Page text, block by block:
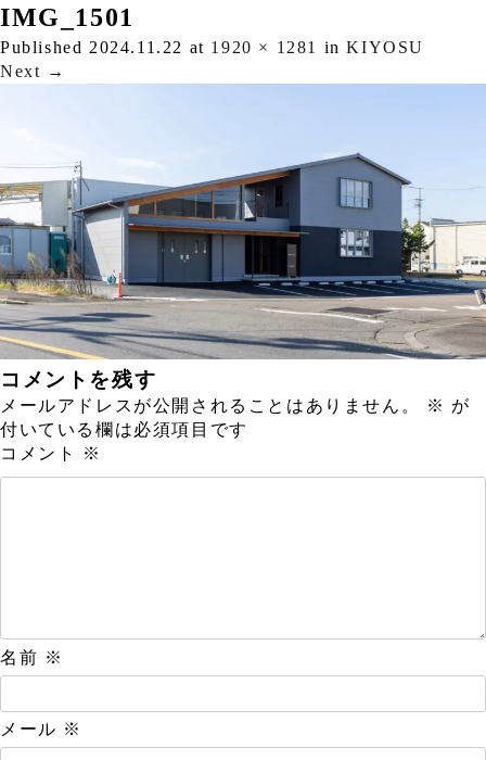
IMG_1501
Published 2024.11.22 at 1920 × 1281 inKIYOSU
Next →
コメントを残す
メールアドレスが公開されることはありません。 ※ が
付いている欄は必須項目です
コメント
※
名前 ※
メール ※